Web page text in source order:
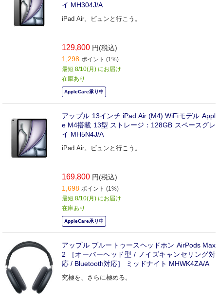
イ MH304J/A
iPad Air。ビュンと行こう。
129,800 円(税込)
1,298 ポイント (1%)
最短 8/10(月) にお届け
在庫あり
AppleCare承り中
アップル 13インチ iPad Air (M4) WiFiモデル Appl
e M4搭載 13型 ストレージ：128GB スペースグレ
イ MH5N4J/A
iPad Air。ビュンと行こう。
169,800 円(税込)
1,698 ポイント (1%)
最短 8/10(月) にお届け
在庫あり
AppleCare承り中
アップル ブルートゥースヘッドホン AirPods Max
2 ［オーバーヘッド型 / ノイズキャンセリング対
応 / Bluetooth対応］ ミッドナイト MHWK4ZA/A
究極を、さらに極める。